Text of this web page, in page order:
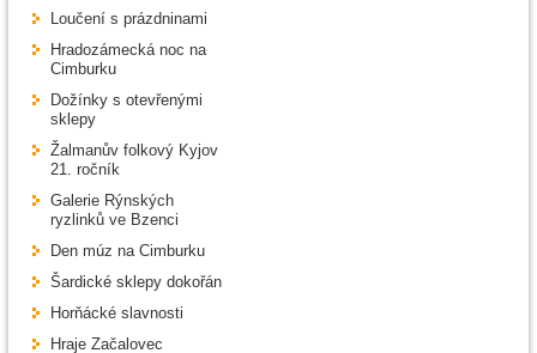
Loučení s prázdninami
Hradozámecká noc na
Cimburku
Dožínky s otevřenými
sklepy
Žalmanův folkový Kyjov
21. ročník
Galerie Rýnských
ryzlinků ve Bzenci
Den múz na Cimburku
Šardické sklepy dokořán
Horňácké slavnosti
Hraje Začalovec